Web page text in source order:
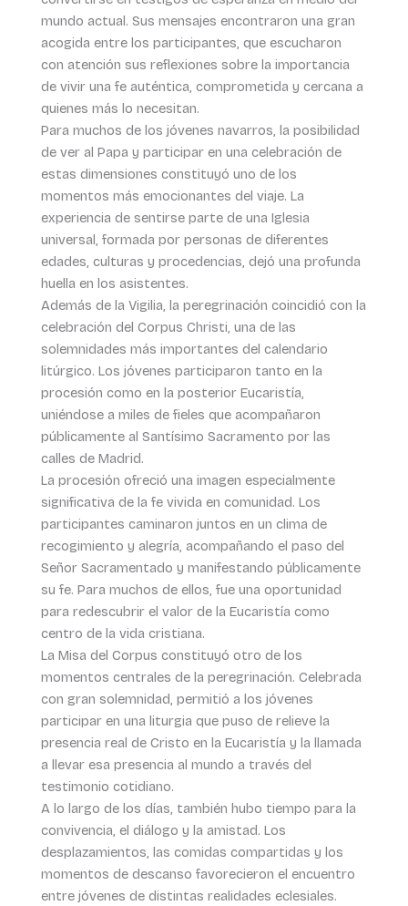
mundo actual. Sus mensajes encontraron una gran
acogida entre los participantes, que escucharon
con atención sus reflexiones sobre la importancia
de vivir una fe auténtica, comprometida y cercana a
quienes más lo necesitan.
Para muchos de los jóvenes navarros, la posibilidad
de ver al Papa y participar en una celebración de
estas dimensiones constituyó uno de los
momentos más emocionantes del viaje. La
experiencia de sentirse parte de una Iglesia
universal, formada por personas de diferentes
edades, culturas y procedencias, dejó una profunda
huella en los asistentes.
Además de la Vigilia, la peregrinación coincidió con la
celebración del Corpus Christi, una de las
solemnidades más importantes del calendario
litúrgico. Los jóvenes participaron tanto en la
procesión como en la posterior Eucaristía,
uniéndose a miles de fieles que acompañaron
públicamente al Santísimo Sacramento por las
calles de Madrid.
La procesión ofreció una imagen especialmente
significativa de la fe vivida en comunidad. Los
participantes caminaron juntos en un clima de
recogimiento y alegría, acompañando el paso del
Señor Sacramentado y manifestando públicamente
su fe. Para muchos de ellos, fue una oportunidad
para redescubrir el valor de la Eucaristía como
centro de la vida cristiana.
La Misa del Corpus constituyó otro de los
momentos centrales de la peregrinación. Celebrada
con gran solemnidad, permitió a los jóvenes
participar en una liturgia que puso de relieve la
presencia real de Cristo en la Eucaristía y la llamada
a llevar esa presencia al mundo a través del
testimonio cotidiano.
A lo largo de los días, también hubo tiempo para la
convivencia, el diálogo y la amistad. Los
desplazamientos, las comidas compartidas y los
momentos de descanso favorecieron el encuentro
entre jóvenes de distintas realidades eclesiales.